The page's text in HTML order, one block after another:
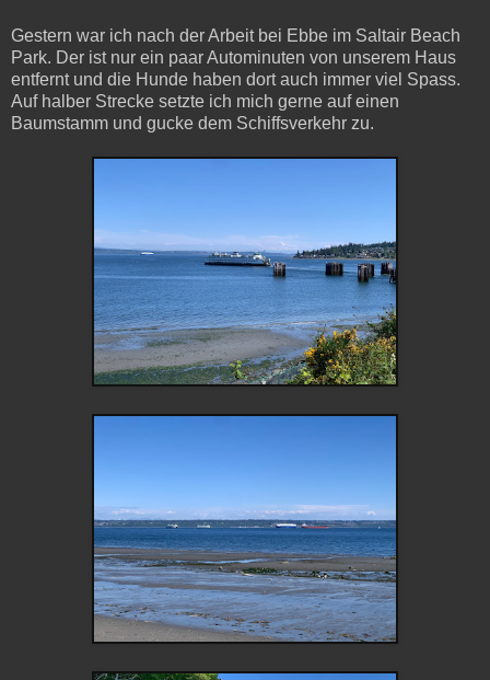
Gestern war ich nach der Arbeit bei Ebbe im Saltair Beach
Park. Der ist nur ein paar Autominuten von unserem Haus
entfernt und die Hunde haben dort auch immer viel Spass.
Auf halber Strecke setzte ich mich gerne auf einen
Baumstamm und gucke dem Schiffsverkehr zu.